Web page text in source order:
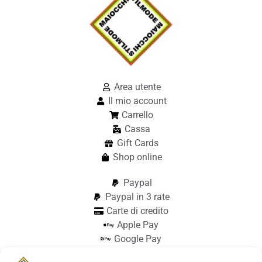
Area utente
Il mio account
Carrello
Cassa
Gift Cards
Shop online
Paypal
Paypal in 3 rate
Carte di credito
Apple Pay
Google Pay